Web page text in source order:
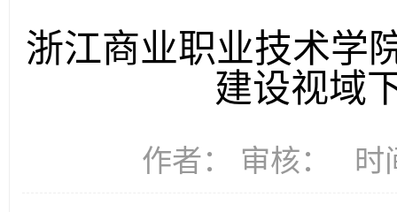
浙江商业职业技术学
建设视域
作者： 审核： 时